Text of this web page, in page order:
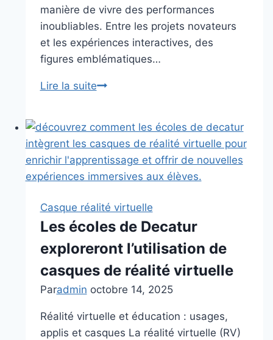
manière de vivre des performances
inoubliables. Entre les projets novateurs
et les expériences interactives, des
figures emblématiques…
Lire la suiteLa
s’invite
dans
le
spectacle
vivant
Casque réalité virtuelle
Les écoles de Decatur
exploreront l’utilisation de
casques de réalité virtuelle
Paradmin octobre 14, 2025
Réalité virtuelle et éducation : usages,
applis et casques La réalité virtuelle (RV)